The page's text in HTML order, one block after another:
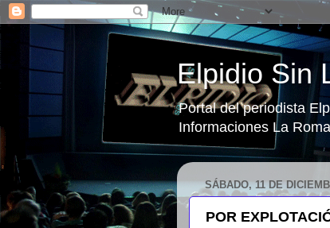
Elpidio Sin
Portal del periodista
Informaciones La
SÁBADO, 11 DE
POR